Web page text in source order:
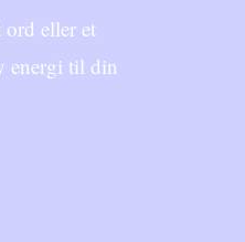
eller et
energi til din